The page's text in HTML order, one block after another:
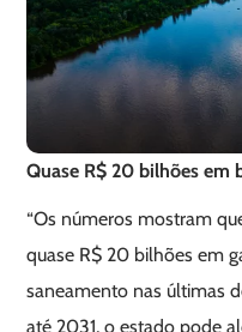
Quase R$ 20 bilhões em
“Os números mostram
quase R$ 20 bilhões em
saneamento nas últimas
até 2031, o estado pode